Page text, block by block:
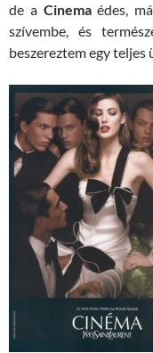
de a Cinemaédes,
szívembe, és
beszereztem egy teljes